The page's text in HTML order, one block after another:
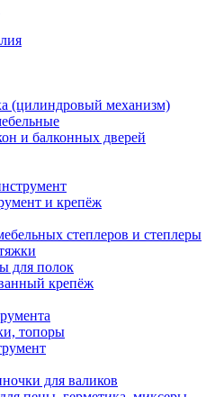
(цилиндровый механизм)
и балконных дверей
и крепёж
степлеров и степлеры
для полок
крепёж
топоры
для валиков